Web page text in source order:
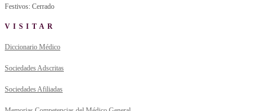
Festivos: Cerrado
VISITAR
Diccionario Médico
Sociedades Adscritas
Sociedades Afiliadas